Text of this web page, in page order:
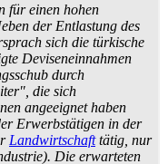
für einen hohen
der Entlastung des
sich die türkische
Devisen­einnahmen
durch
die sich
angeeignet haben
Erwerbstätigen in der
Landwirtschafttätig, nur
Die erwarteten